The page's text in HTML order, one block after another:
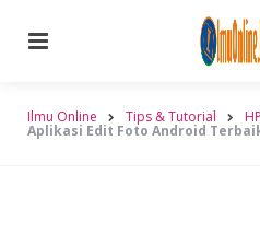
Ilmu Online Tips & Tutorial
Aplikasi Edit Foto Android